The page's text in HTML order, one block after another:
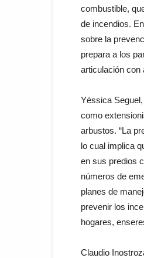
combustible,
de incendios.
sobre la
prepara a los
articulación con
Yéssica
como
arbustos. “La
lo cual implica
en sus predios
números de
planes de
prevenir los
hogares,
Claudio